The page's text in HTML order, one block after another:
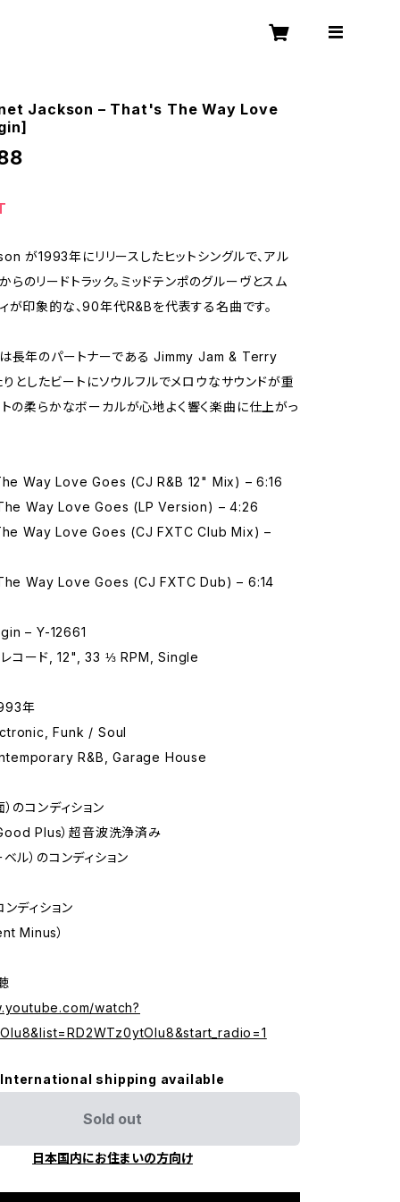
Jackson – That's The Way Love
が1993年にリリースしたヒットシングルで、アル
らのリードトラック。ミッドテンポのグルーヴとスム
が印象的な、90年代R&Bを代表する名曲です。
長年のパートナーである Jimmy Jam & Terry
としたビートにソウルフルでメロウなサウンドが重
トの柔らかなボーカルが心地よく響く楽曲に仕上がっ
Way Love Goes (CJ R&B 12" Mix) – 6:16
Way Love Goes (LP Version) – 4:26
Way Love Goes (CJ FXTC Club Mix) –
Way Love Goes (CJ FXTC Dub) – 6:14
– Y-12661
レコード, 12", 33 ⅓ RPM, Single
年
Funk / Soul
R&B, Garage House
のコンディション
Plus）超音波洗浄済み
ル）のコンディション
ンディション
Minus）
watch?
International shipping available
Sold out
日本国内にお住まいの方向け